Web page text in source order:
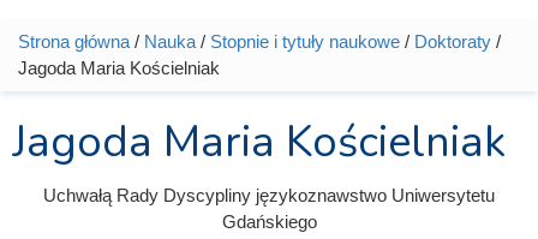
Jesteś tutaj
Strona główna / Nauka / Stopnie i tytuły naukowe / Doktoraty /
Jagoda Maria Kościelniak
Jagoda Maria Kościelniak
Uchwałą Rady Dyscypliny językoznawstwo Uniwersytetu
Gdańskiego